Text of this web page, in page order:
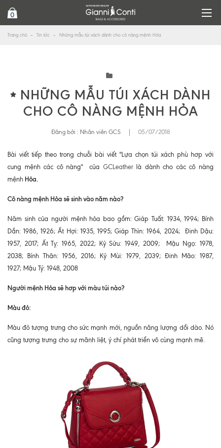
0
Trang chủ Tin tức Những mẫu túi xách dành cho cô nàng mệnh Hỏa
NHỮNG MẪU TÚI XÁCH DÀNH
CHO CÔ NÀNG MỆNH HỎA
Đăng bởi : Nhân viên GCS 05/07/2018
Bài viết tiếp theo trong chuỗi bài viết "Lựa chọn túi xách phù hơp với
cung mệnh các cô nàng" của GCLeatherlà dành cho các cô nàng
mệnh Hỏa.
Cô nàng mệnh Hỏa sẽ sinh vào năm nào?
Năm sinh của người mệnh hỏa bao gồm: Giáp Tuất: 1934, 1994; Bính
Dần: 1986, 1926; Ất Hợi: 1935, 1995; Giáp Thìn: 1964, 2024; Đinh Dậu:
1957, 2017; Ất Tỵ: 1965, 2022; Kỷ Sửu: 1949, 2009; Mậu Ngọ: 1978,
2038; Bính Thân: 1956, 2016; Kỷ Mùi: 1979, 2039; Đinh Mão: 1987,
1927; Mậu Tý: 1948, 2008
Người mệnh Hỏa sẽ hơp với màu túi nào?
Màu đỏ:
Màu đỏ tượng trưng cho sức mạnh mới, nguồn năng lượng dồi dào. Nó
cũng tượng trưng cho sự mãnh liệt, ý chí phát triển vô cùng mạnh mẽ.